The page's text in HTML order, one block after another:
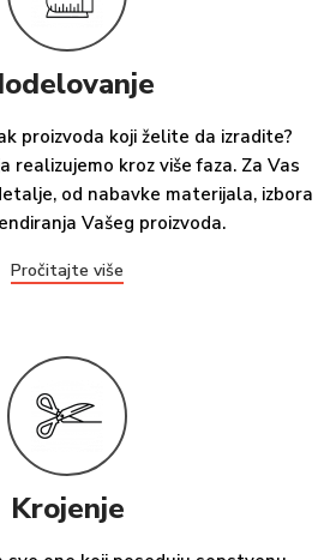
proizvoda koji želite da izradite?
realizujemo kroz više faza. Za Vas
od nabavke materijala, izbora
Vašeg proizvoda.
Pročitajte više
Krojenje